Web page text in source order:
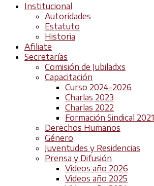
Institucional
Autoridades
Estatuto
Historia
Afiliate
Secretarías
Comisión de Jubiladxs
Capacitación
Curso 2024-2026
Charlas 2023
Charlas 2022
Formación Sindical 2021
Derechos Humanos
Género
Juventudes y Residencias
Prensa y Difusión
Videos año 2026
Videos año 2025